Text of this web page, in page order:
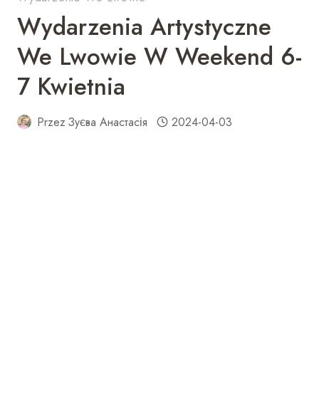
Wydarzenia Artystyczne
We Lwowie W Weekend 6-
7 Kwietnia
Przez Зуєва Анастасія 2024-04-03